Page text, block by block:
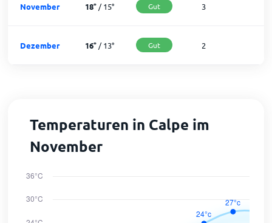
November 18°/15° Gut 3
Dezember 16°/13° Gut 2
Temperaturen in Calpe im
November